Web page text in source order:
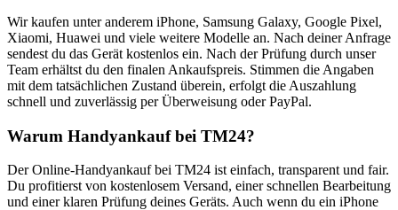
Wir kaufen unter anderem iPhone, Samsung Galaxy, Google Pixel,
Xiaomi, Huawei und viele weitere Modelle an. Nach deiner Anfrage
sendest du das Gerät kostenlos ein. Nach der Prüfung durch unser
Team erhältst du den finalen Ankaufspreis. Stimmen die Angaben
mit dem tatsächlichen Zustand überein, erfolgt die Auszahlung
schnell und zuverlässig per Überweisung oder PayPal.
Warum Handyankauf bei TM24?
Der Online-Handyankauf bei TM24 ist einfach, transparent und fair.
Du profitierst von kostenlosem Versand, einer schnellen Bearbeitung
und einer klaren Prüfung deines Geräts. Auch wenn du ein iPhone